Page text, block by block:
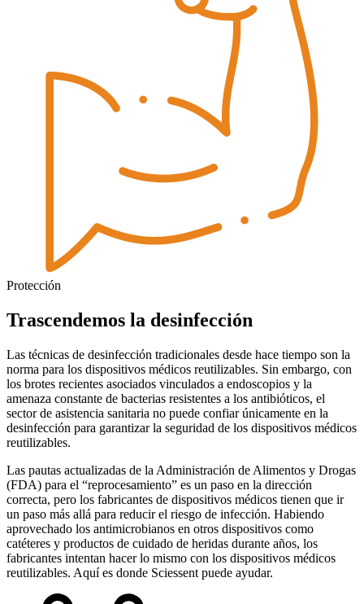
Protección
Trascendemos la desinfección
Las técnicas de desinfección tradicionales desde hace tiempo son la
norma para los dispositivos médicos reutilizables. Sin embargo, con
los brotes recientes asociados vinculados a endoscopios y la
amenaza constante de bacterias resistentes a los antibióticos, el
sector de asistencia sanitaria no puede confiar únicamente en la
desinfección para garantizar la seguridad de los dispositivos médicos
reutilizables.
Las pautas actualizadas de la Administración de Alimentos y Drogas
(FDA) para el “reprocesamiento” es un paso en la dirección
correcta, pero los fabricantes de dispositivos médicos tienen que ir
un paso más allá para reducir el riesgo de infección. Habiendo
aprovechado los antimicrobianos en otros dispositivos como
catéteres y productos de cuidado de heridas durante años, los
fabricantes intentan hacer lo mismo con los dispositivos médicos
reutilizables. Aquí es donde Sciessent puede ayudar.